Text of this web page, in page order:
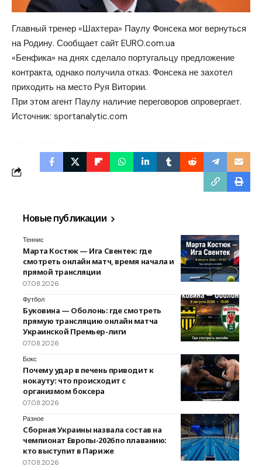
Главный тренер «Шахтера» Паулу Фонсека мог вернуться
на Родину. Сообщает сайт EURO.com.ua
«Бенфика» на днях сделало португальцу предложение
контракта, однако получила отказ. Фонсека не захотел
приходить на место Руя Витории.
При этом агент Паулу наличие переговоров опровергает.
Источник: sportanalytic.com
Новые публикации
Теннис
Марта Костюк — Ига Свентек: где
смотреть онлайн матч, время начала и
прямой трансляции
07.08.2026
Футбол
Буковина — Оболонь: где смотреть
прямую трансляцию онлайн матча
Украинской Премьер-лиги
07.08.2026
Бокс
Почему удар в печень приводит к
нокауту: что происходит с
организмом боксера
07.08.2026
Разное
Сборная Украины назвала состав на
чемпионат Европы-2026 по плаванию:
кто выступит в Париже
07.08.2026